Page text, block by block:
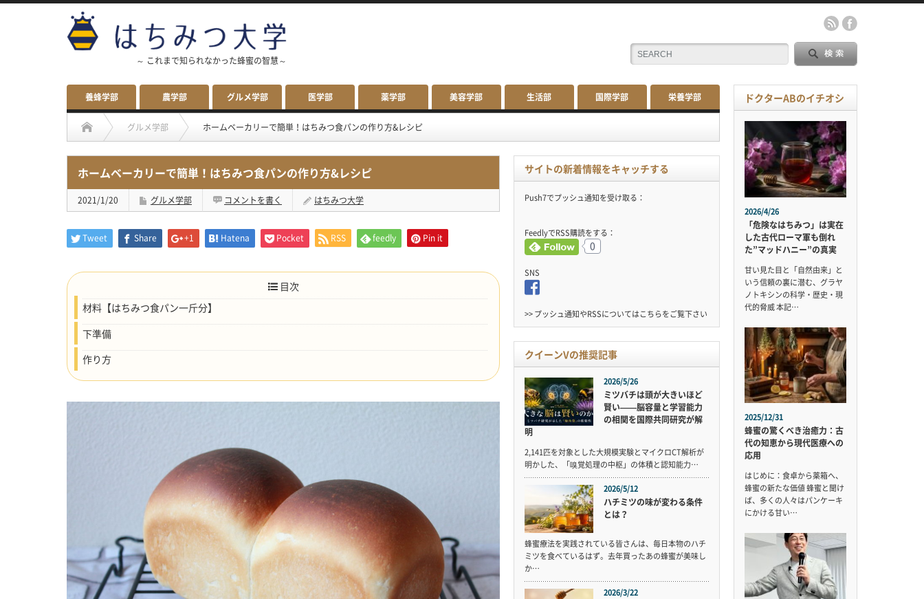
～ これまで知られなかった蜂蜜の智慧～
養蜂学部 農学部 グルメ学部 医学部 薬学部 美容学部 生活部 国際学部 栄養学部
グルメ学部 ホームベーカリーで簡単！はちみつ食パンの作り方&レシピ
ホームベーカリーで簡単！はちみつ食パンの作り方&レシピ
2021/1/20 グルメ学部 コメントを書く はちみつ大学
Tweet Share +1 Hatena Pocket RSS feedly Pin it
目次
材料【はちみつ食パン一斤分】
下準備
作り方
サイトの新着情報をキャッチする
Push7でプッシュ通知を受け取る：
FeedlyでRSS購読をする：
0
SNS
>> プッシュ通知やRSSについてはこちらをご覧下さい
クイーンVの推奨記事
2026/5/26
ミツバチは頭が大きいほど
賢い——脳容量と学習能力
の相関を国際共同研究が解
明
2,141匹を対象とした大規模実験とマイクロCT解析が
明かした、「嗅覚処理の中枢」の体積と認知能力…
2026/5/12
ハチミツの味が変わる条件
とは？
蜂蜜療法を実践されている皆さんは、毎日本物のハチ
ミツを食べているはず。去年買ったあの蜂蜜が美味し
か…
2026/3/22
ドクターABのイチオシ
2026/4/26
「危険なはちみつ」は実在
した古代ローマ軍も倒れ
た”マッドハニー”の真実
甘い見た目と「自然由来」と
いう信頼の裏に潜む、グラヤ
ノトキシンの科学・歴史・現
代的脅威 本記…
2025/12/31
蜂蜜の驚くべき治癒力：古
代の知恵から現代医療への
応用
はじめに：食卓から薬箱へ、
蜂蜜の新たな価値 蜂蜜と聞け
ば、多くの人々はパンケーキ
にかける甘い…